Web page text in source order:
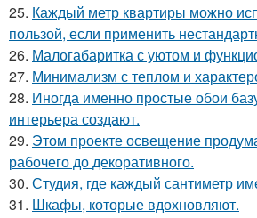
25. Каждый метр квартиры можно
пользой, если применить
26. Малогабаритка с уютом и
27. Минимализм с теплом и
28. Иногда именно простые обои
интерьера создают.
29. Этом проекте освещение
рабочего до декоративного.
30. Студия, где каждый сантиметр
31. Шкафы, которые вдохновляют.